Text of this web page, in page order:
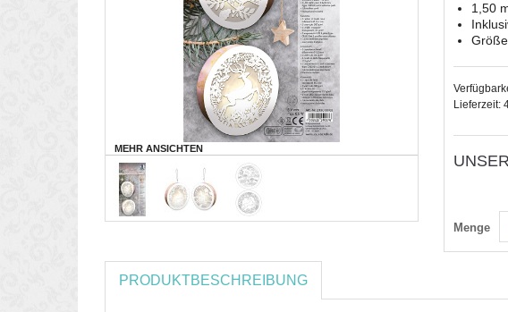
MEHR ANSICHTEN
1,50
Lieferzeit:
Menge
PRODUKTBESCHREIBUNG